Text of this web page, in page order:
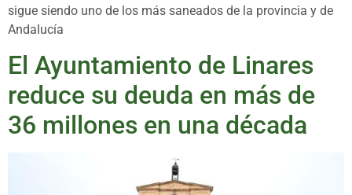
sigue siendo uno de los más saneados de la provincia y de
Andalucía
El Ayuntamiento de Linares
reduce su deuda en más de
36 millones en una década